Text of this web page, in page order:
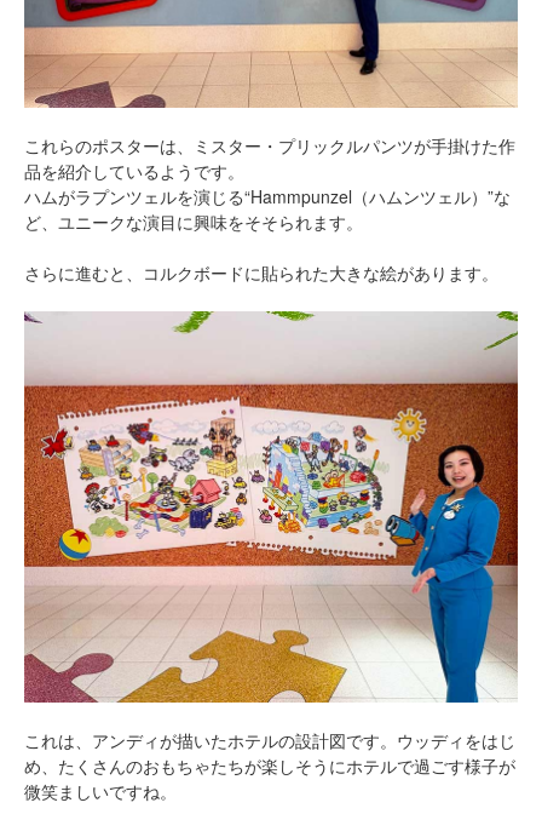
これらのポスターは、ミスター・プリックルパンツが手掛けた作
品を紹介しているようです。
ハムがラプンツェルを演じる“Hammpunzel（ハムンツェル）”な
ど、ユニークな演目に興味をそそられます。
さらに進むと、コルクボードに貼られた大きな絵があります。
これは、アンディが描いたホテルの設計図です。ウッディをはじ
め、たくさんのおもちゃたちが楽しそうにホテルで過ごす様子が
微笑ましいですね。